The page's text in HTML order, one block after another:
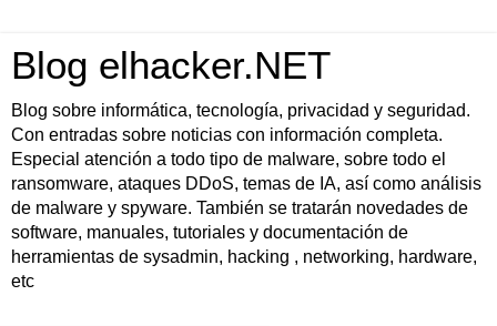
Blog elhacker.NET
Blog sobre informática, tecnología, privacidad y seguridad.
Con entradas sobre noticias con información completa.
Especial atención a todo tipo de malware, sobre todo el
ransomware, ataques DDoS, temas de IA, así como análisis
de malware y spyware. También se tratarán novedades de
software, manuales, tutoriales y documentación de
herramientas de sysadmin, hacking , networking, hardware,
etc